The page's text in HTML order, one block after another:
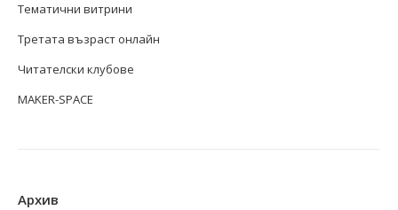
Тематични витрини
Третата възраст онлайн
Читателски клубове
MAKER-SPACE
Архив